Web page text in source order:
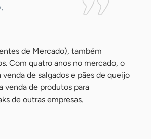
de Mercado), também
Com quatro anos no mercado, o
de salgados e pães de queijo
venda de produtos para
de outras empresas.